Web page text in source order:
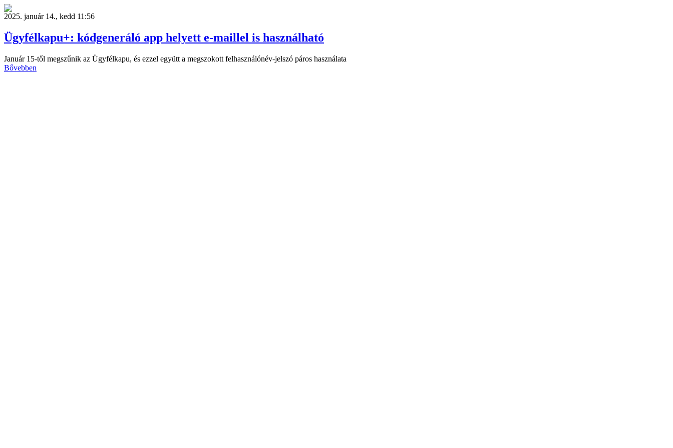
2025. január 14., kedd 11:56
Ügyfélkapu+: kódgeneráló app helyett e-maillel is használható
Január 15-től megszűnik az Ügyfélkapu, és ezzel együtt a megszokott felhasználónév-jelszó páros használata
Bővebben